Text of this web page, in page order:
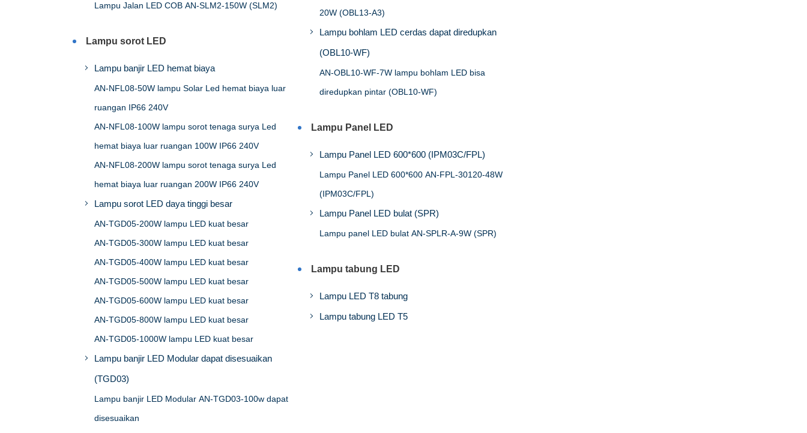
Lampu Jalan LED COB AN-SLM2-150W (SLM2)
Lampu sorot LED
Lampu banjir LED hemat biaya
AN-NFL08-50W lampu Solar Led hemat biaya luar
ruangan IP66 240V
AN-NFL08-100W lampu sorot tenaga surya Led
hemat biaya luar ruangan 100W IP66 240V
AN-NFL08-200W lampu sorot tenaga surya Led
hemat biaya luar ruangan 200W IP66 240V
Lampu sorot LED daya tinggi besar
AN-TGD05-200W lampu LED kuat besar
AN-TGD05-300W lampu LED kuat besar
AN-TGD05-400W lampu LED kuat besar
AN-TGD05-500W lampu LED kuat besar
AN-TGD05-600W lampu LED kuat besar
AN-TGD05-800W lampu LED kuat besar
AN-TGD05-1000W lampu LED kuat besar
Lampu banjir LED Modular dapat disesuaikan
(TGD03)
Lampu banjir LED Modular AN-TGD03-100w dapat
disesuaikan
20W (OBL13-A3)
Lampu bohlam LED cerdas dapat diredupkan
(OBL10-WF)
AN-OBL10-WF-7W lampu bohlam LED bisa
diredupkan pintar (OBL10-WF)
Lampu Panel LED
Lampu Panel LED 600*600 (IPM03C/FPL)
Lampu Panel LED 600*600 AN-FPL-30120-48W
(IPM03C/FPL)
Lampu Panel LED bulat (SPR)
Lampu panel LED bulat AN-SPLR-A-9W (SPR)
Lampu tabung LED
Lampu LED T8 tabung
Lampu tabung LED T5